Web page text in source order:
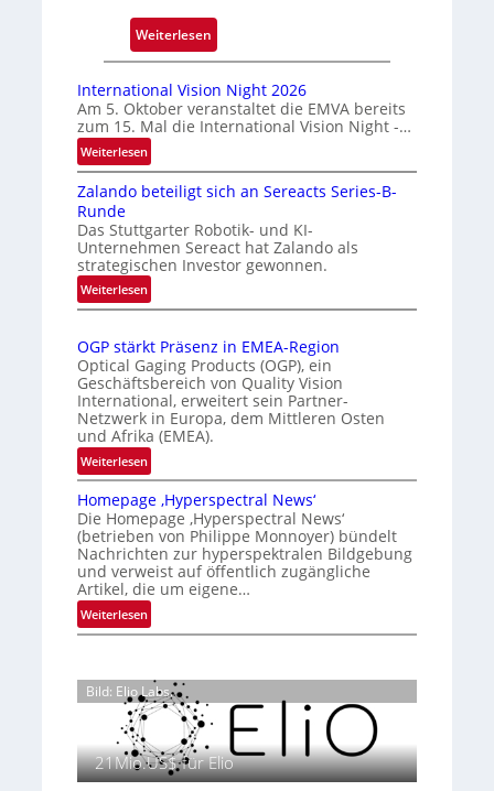
m
r
k
n
e
r
k
e
n
n
g
Weiterlesen
A
t
o
a
t
s
i
r
e
K
o
n
o
l
l
e
International Vision Night 2026
Am 5. Oktober veranstaltet die EMVA bereits
zum 15. Mal die International Vision Night -…
Weiterlesen:
I
n
e
r
n
a
o
n
a
V
i
s
i
o
n
N
i
h
0
2
Zalando beteiligt sich an Sereacts Series-B-
Runde
Das Stuttgarter Robotik- und KI-
Unternehmen Sereact hat Zalando als
strategischen Investor gewonnen.
Weiterlesen:
Z
l
a
n
d
o
e
t
e
i
l
i
g
t
c
h
n
S
OGP stärkt Präsenz in EMEA-Region
Optical Gaging Products (OGP), ein
Geschäftsbereich von Quality Vision
International, erweitert sein Partner-
Netzwerk in Europa, dem Mittleren Osten
und Afrika (EMEA).
Weiterlesen:
O
G
P
s
t
ä
r
k
r
ä
e
n
Homepage ‚Hyperspectral News‘
Die Homepage ‚Hyperspectral News‘
(betrieben von Philippe Monnoyer) bündelt
Nachrichten zur hyperspektralen Bildgebung
und verweist auf öffentlich zugängliche
Artikel, die um eigene…
Weiterlesen:
H
e
p
a
g
e
Bild: Elio Labs.
21Mio.US$ für Elio